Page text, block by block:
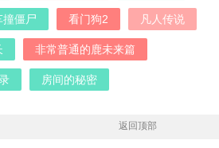
撞僵尸 看门狗2 凡人传说
非常普通的鹿未来篇
房间的秘密
返回顶部